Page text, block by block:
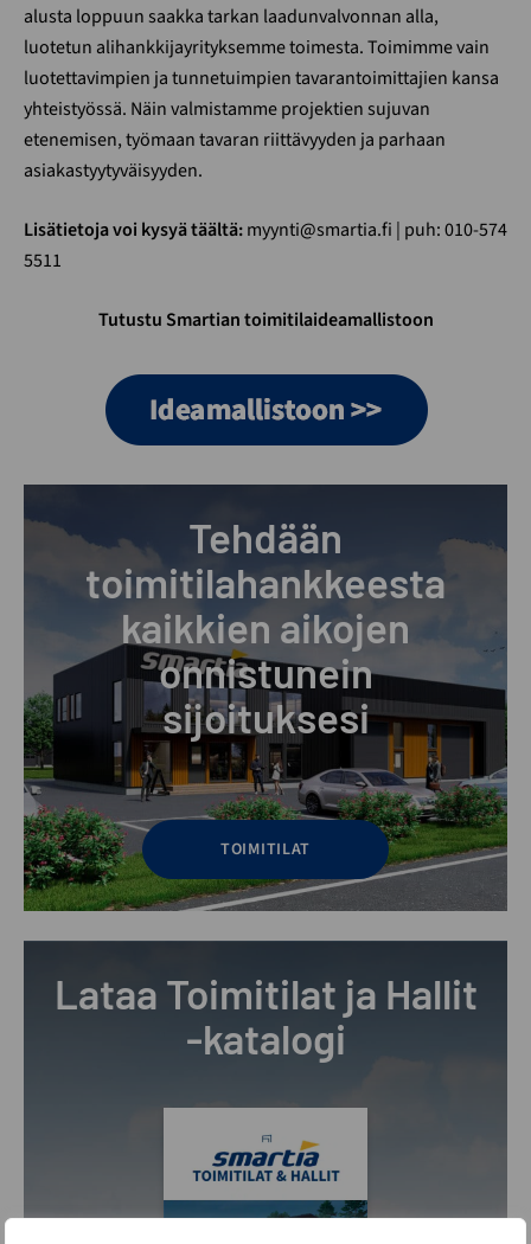
alusta loppuun saakka tarkan laadunvalvonnan alla,
luotetun alihankkijayrityksemme toimesta. Toimimme vain
luotettavimpien ja tunnetuimpien tavarantoimittajien kansa
yhteistyössä. Näin valmistamme projektien sujuvan
etenemisen, työmaan tavaran riittävyyden ja parhaan
asiakastyytyväisyyden.
Lisätietoja voi kysyä täältä:myynti@smartia.fi | puh: 010-574
5511
Tutustu Smartian toimitilaideamallistoon
Tehdään
toimitilahankkeesta
kaikkien aikojen
onnistunein
sijoituksesi
TOIMITILAT
Lataa Toimitilat ja Hallit
-katalogi